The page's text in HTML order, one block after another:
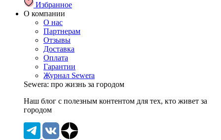
Избранное
О компании
О нас
Партнерам
Отзывы
Доставка
Оплата
Гарантии
Журнал Sewera
Sewera: про жизнь за городом
Наш блог c полезным контентом для тех, кто живет за
городом